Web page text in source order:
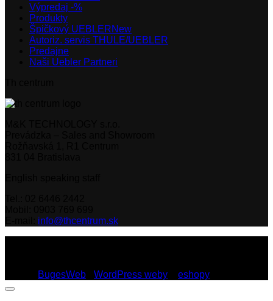
Výpredaj -%
Produkty
Špičkový UEBLER
Autoriz. servis THULE/UEBLER
Predajne
Naši Uebler Partneri
info@thcentrum.sk
BugesWeb WordPress weby eshopy